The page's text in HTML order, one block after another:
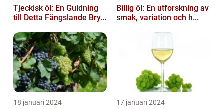
Tjeckisk öl: En Guidning
till Detta Fängslande Bry...
Billig öl: En utforskning av
smak, variation och h...
18 januari 2024 17 januari 2024